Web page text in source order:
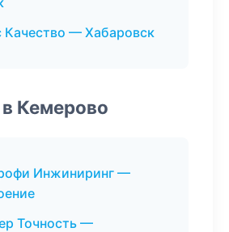
Качество — Хабаровск
Кемерово
Инжиниринг —
Точность —